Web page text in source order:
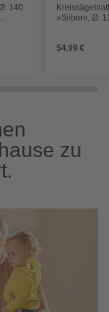
140
»Silber«, Ø:
54,99 €
zu